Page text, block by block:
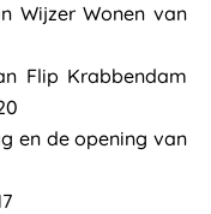
Wijzer Wonen van
Flip Krabbendam
en de opening van